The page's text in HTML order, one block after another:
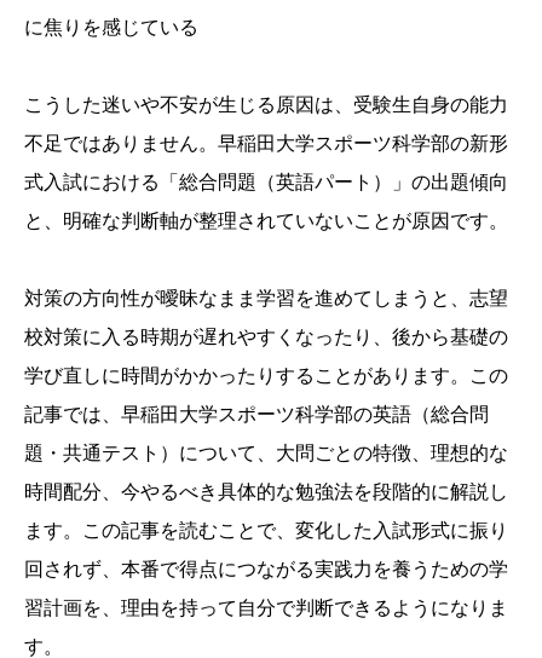
に焦りを感じている
こうした迷いや不安が生じる原因は、 受験生自身の能力
不足ではありません。 早稲田大学スポーツ科学部の新形
式入試における「総合問題（英語パート）」の出題傾向
と、 明確な判断軸が整理されていないことが原因です。
対策の方向性が曖昧なまま学習を進めてしまうと、 志望
校対策に入る時期が遅れやすくなったり、 後から基礎の
学び直しに時間がかかったりすることがあります。
この
記事では、 早稲田大学スポーツ科学部の英語（総合問
題・共通テスト）について、 大問ごとの特徴、 理想的な
時間配分、 今やるべき具体的な勉強法を段階的に解説し
ます。
この記事を読むことで、 変化した入試形式に振り
回されず、 本番で得点につながる実践力を養うための学
習計画を、 理由を持って自分で判断できるようになりま
す。